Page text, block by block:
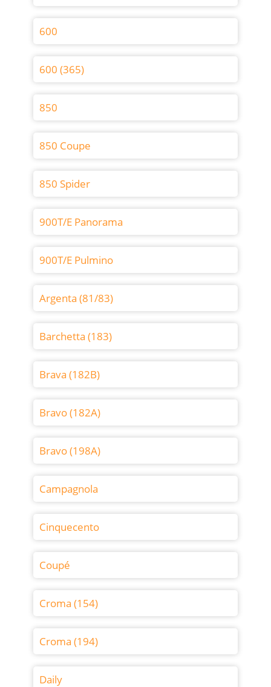
600
600 (365)
850
850 Coupe
850 Spider
900T/E Panorama
900T/E Pulmino
Argenta (81/83)
Barchetta (183)
Brava (182B)
Bravo (182A)
Bravo (198A)
Campagnola
Cinquecento
Coupé
Croma (154)
Croma (194)
Daily